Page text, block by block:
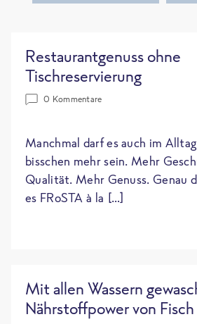
Restaurantgenuss ohne
Tischreservierung
0 Kommentare
Manchmal darf es auch im
bisschen mehr sein. Mehr
Qualität. Mehr Genuss. Genau
es FRoSTA à la […]
Mit allen Wassern
Nährstoffpower von Fisch